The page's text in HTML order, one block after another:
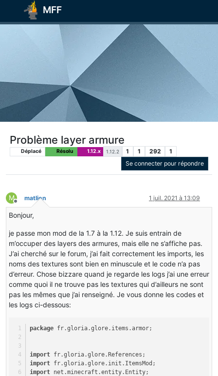
MFF
Problème layer armure
Déplacé Résolu 1.12.x 1.12.2 1 1 292
1
Se connecter pour répondre
M
Hors-ligne
matlion 1 juil. 2021 à 13:09
Bonjour,
je passe mon mod de la 1.7 à la 1.12. Je suis entrain de
m’occuper des layers des armures, mais elle ne s’affiche pas.
J’ai cherché sur le forum, j’ai fait correctement les imports, les
noms des textures sont bien en minuscule et le code n’a pas
d’erreur. Chose bizzare quand je regarde les logs j’ai une erreur
comme quoi il ne trouve pas les textures qui d’ailleurs ne sont
pas les mêmes que j’ai renseigné. Je vous donne les codes et
les logs ci-dessous:
package fr.gloria.glore.items.armor;
import fr.gloria.glore.References;
import fr.gloria.glore.init.ItemsMod;
import net.minecraft.entity.Entity;